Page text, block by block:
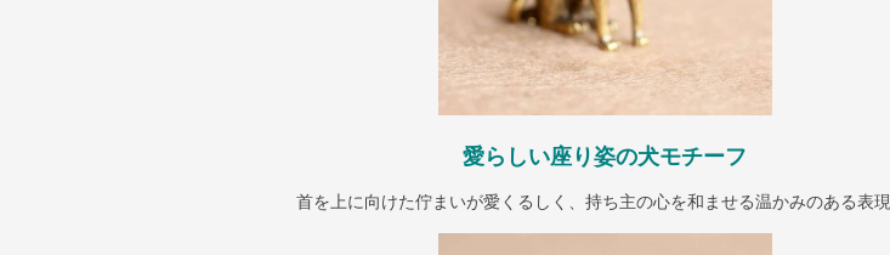
愛らしい座り姿の犬モチーフ
首を上に向けた佇まいが愛くるしく、持ち主の心を和ませる温かみのある表現